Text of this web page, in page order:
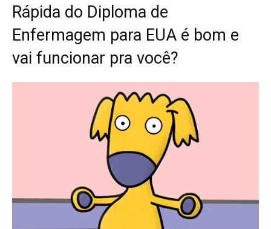
Rápida do Diploma de
Enfermagem para EUA é bom e
vai funcionar pra você?